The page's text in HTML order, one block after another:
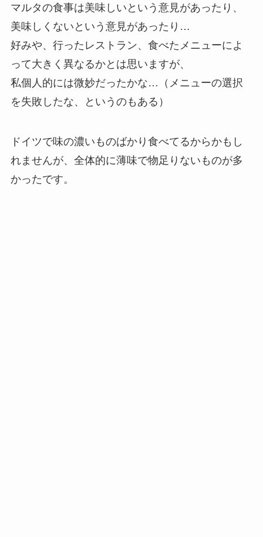
マルタの食事は美味しいという意見があったり、
美味しくないという意見があったり…
好みや、行ったレストラン、食べたメニューによ
って大きく異なるかとは思いますが、
私個人的には微妙だったかな…（メニューの選択
を失敗したな、というのもある）
ドイツで味の濃いものばかり食べてるからかもし
れませんが、全体的に薄味で物足りないものが多
かったです。